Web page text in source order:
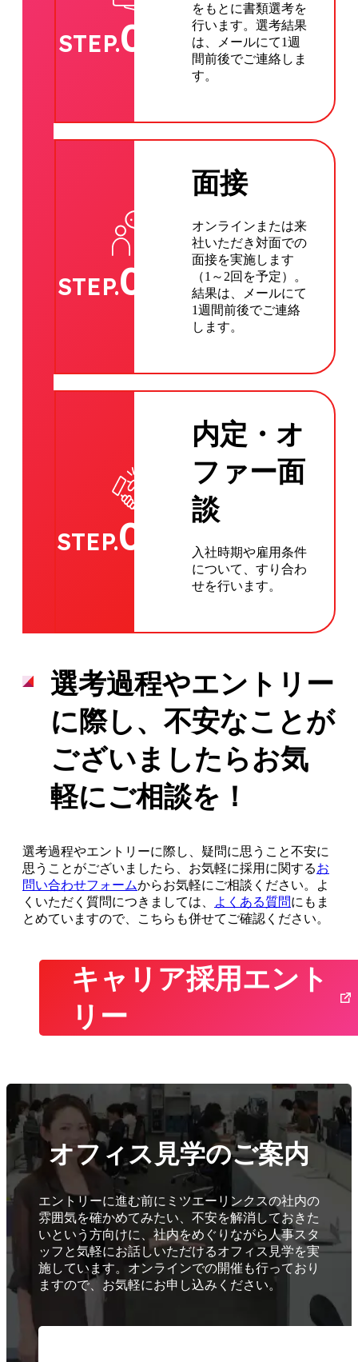
STEP.02
をもとに書類選考を
行います。選考結果
は、メールにて1週
間前後でご連絡しま
す。
STEP.03
面接
オンラインまたは来
社いただき対面での
面接を実施します
（1～2回を予定）。
結果は、メールにて
1週間前後でご連絡
します。
STEP.04
内定・オ
ファー面
談
入社時期や雇用条件
について、すり合わ
せを行います。
選考過程やエントリー
に際し、不安なことが
ございましたらお気
軽にご相談を！
選考過程やエントリーに際し、疑問に思うこと不安に
思うことがございましたら、お気軽に採用に関するお
問い合わせフォームからお気軽にご相談ください。よ
くいただく質問につきましては、
よくある質問にもま
とめていますので、こちらも併せてご確認ください。
キャリア採用エント
リー
オフィス見学のご案内
エントリーに進む前にミツエーリンクスの社内の
雰囲気を確かめてみたい、不安を解消しておきた
いという方向けに、社内をめぐりながら人事スタ
ッフと気軽にお話しいただけるオフィス見学を実
施しています。オンラインでの開催も行っており
ますので、お気軽にお申し込みください。